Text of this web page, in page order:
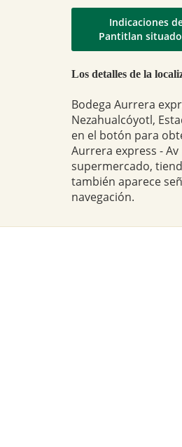
Indicaciones
Pantitlan
Los detalles de la
Bodega Aurrera
Nezahualcóyotl,
en el botón para
Aurrera express -
supermercado,
también aparece
navegación.